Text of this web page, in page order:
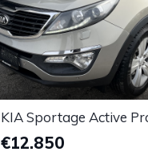
€12.850